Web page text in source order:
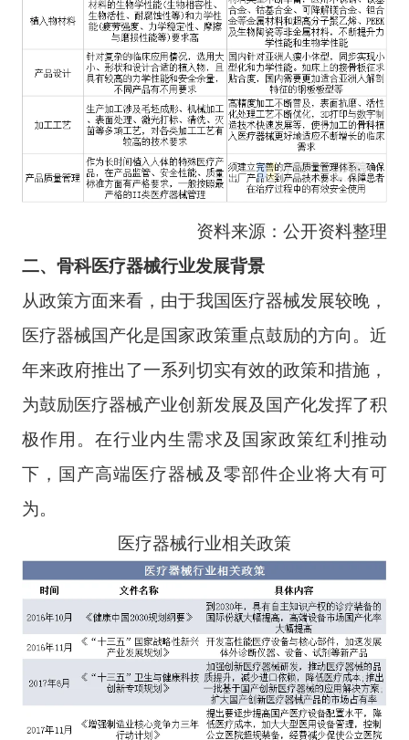
资料来源：公开资料整理
二、骨科医疗器械行业发展背景
从政策方面来看，由于我国医疗器械发展较晚，
医疗器械国产化是国家政策重点鼓励的方向。近
年来政府推出了一系列切实有效的政策和措施，
为鼓励医疗器械产业创新发展及国产化发挥了积
极作用。在行业内生需求及国家政策红利推动
下，国产高端医疗器械及零部件企业将大有可
为。
医疗器械行业相关政策